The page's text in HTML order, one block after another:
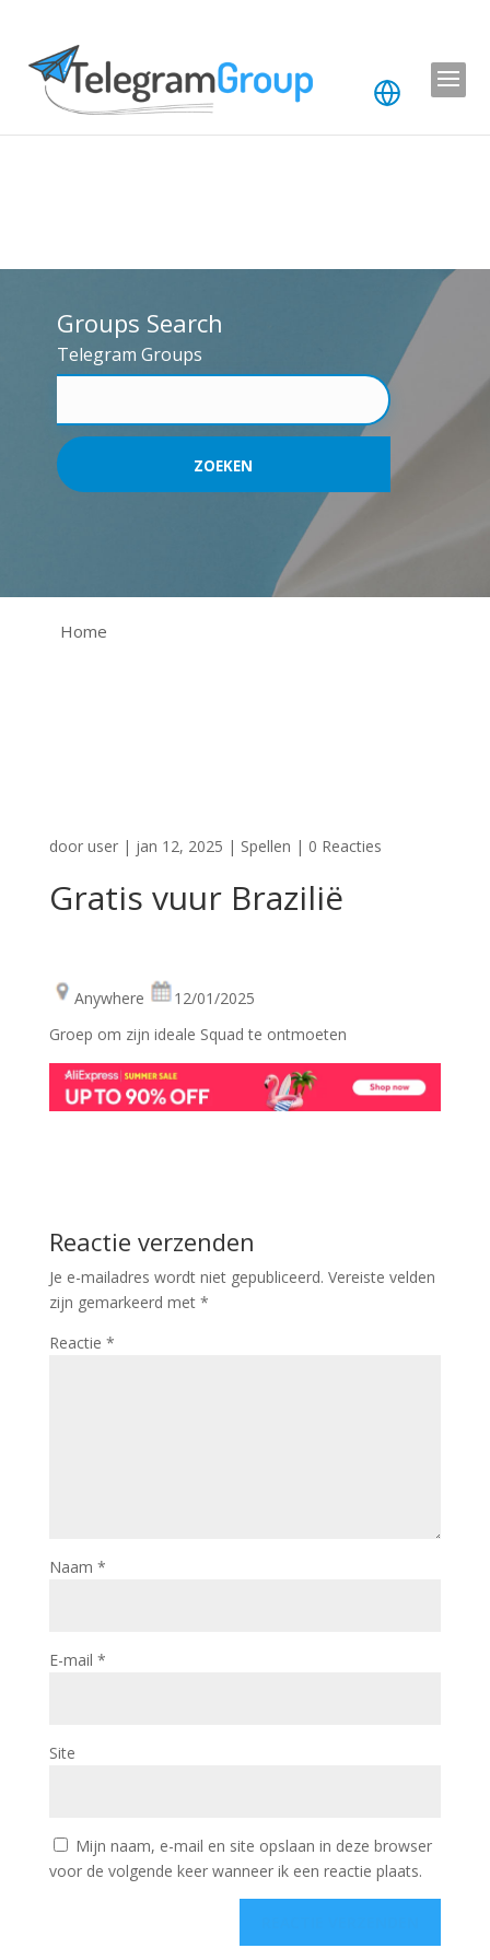
Groups Search
Telegram Groups
Home
door user| jan 12, 2025 | Spellen | 0 Reacties
Gratis vuur Brazilië
Anywhere
12/01/2025
Groep om zijn ideale Squad te ontmoeten
Reactie verzenden
Je e-mailadres wordt niet gepubliceerd. Vereiste velden
zijn gemarkeerd met *
Reactie *
Naam *
E-mail *
Site
Mijn naam, e-mail en site opslaan in deze browser
voor de volgende keer wanneer ik een reactie plaats.